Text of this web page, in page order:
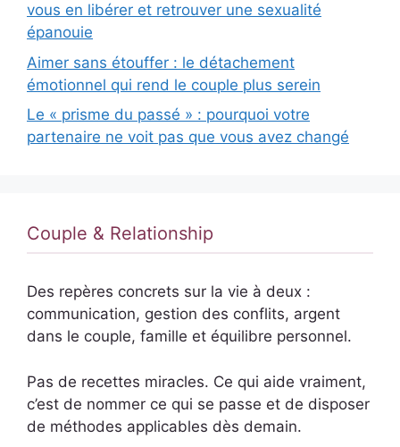
vous en libérer et retrouver une sexualité
épanouie
Aimer sans étouffer : le détachement
émotionnel qui rend le couple plus serein
Le « prisme du passé » : pourquoi votre
partenaire ne voit pas que vous avez changé
Couple & Relationship
Des repères concrets sur la vie à deux :
communication, gestion des conflits, argent
dans le couple, famille et équilibre personnel.
Pas de recettes miracles. Ce qui aide vraiment,
c’est de nommer ce qui se passe et de disposer
de méthodes applicables dès demain.